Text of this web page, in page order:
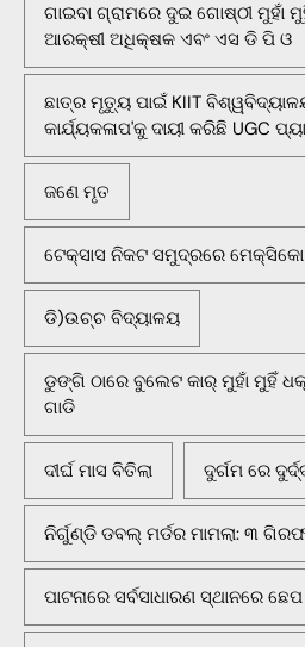
ଗାଇବା ଗ୍ରାମରେ ଦୁଇ ଗୋଷ୍ଠୀ ମୁହାଁ
ଆରକ୍ଷୀ ଅଧିକ୍ଷକ ଏବଂ ଏସ ଡି ପି ଓ
ଛାତ୍ର ମୃତ୍ୟୁ ପାଇଁ KIIT
କାର୍ଯ୍ୟକଳାପ'କୁ ଦାୟୀ କରିଛି UGC
ଜଣେ ମୃତ
ଟେକ୍ସାସ ନିକଟ ସମୁଦ୍ରରେ ମେକ୍ସିକୋ
ଡି)ଉଚ୍ଚ ବିଦ୍ୟାଳୟ
ଡୁଙ୍ଗି ଠାରେ ବୁଲେଟ କାର୍ ମୁହାଁ ମୁହିଁ
ଗାଡି
ଦୀର୍ଘ ମାସ ବିତିଲା ଦୁର୍ଗମ ରେ
ନିର୍ଗୁଣ୍ଡି ଡବଲ୍ ମର୍ଡର ମାମଲା: ୩
ପାଟନାରେ ସର୍ବସାଧାରଣ ସ୍ଥାନରେ